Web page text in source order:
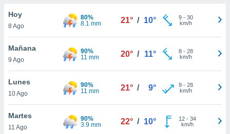
en
y
disponible
Hoy
8 Ago
80%
8.1 mm
21° / 10° 9- 30
km/h
Mañana
9 Ago
90%
11 mm
20° / 11° 8- 28
km/h
Lunes
10 Ago
90%
11 mm
21° / 9° 9- 28
km/h
Martes
11 Ago
90%
3.9 mm
22° / 10° 12- 34
km/h